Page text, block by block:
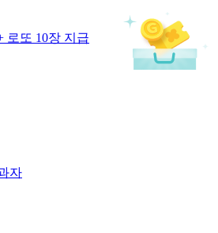
로또 10장 지급
자